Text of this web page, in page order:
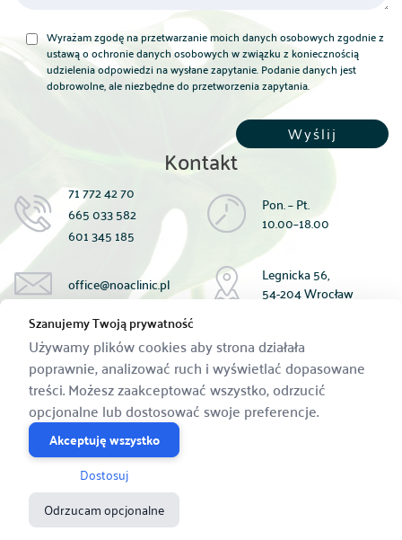
Wyrażam zgodę na przetwarzanie moich danych osobowych zgodnie z
ustawą o ochronie danych osobowych w związku z koniecznością
udzielenia odpowiedzi na wysłane zapytanie. Podanie danych jest
dobrowolne, ale niezbędne do przetworzenia zapytania.
Kontakt
71 772 42 70
665 033 582
601 345 185
Pon. – Pt.
10.00–18.00
office@noaclinic.pl
Legnicka 56,
54-204 Wrocław
Płatność za zabiegi:
gotówką;
kartą;
Przelewem na konto:
59 1440 1390 0000 0000 1433 9183
Polski
Szanujemy Twoją prywatność
Używamy plików cookies aby strona działała
poprawnie, analizować ruch i wyświetlać dopasowane
treści. Możesz zaakceptować wszystko, odrzucić
opcjonalne lub dostosować swoje preferencje.
Akceptuję wszystko
Dostosuj
Odrzucam opcjonalne